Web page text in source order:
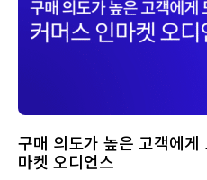
구매 의도가 높은 고객에
마켓 오디언스